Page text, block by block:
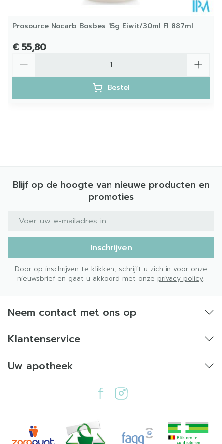
Prosource Nocarb Bosbes 15g Eiwit/30ml Fl 887ml
€ 55,80
Bestel
Blijf op de hoogte van nieuwe producten en
promoties
E-mail adres
Inschrijven
Door op inschrijven te klikken, schrijft u zich in voor onze
nieuwsbrief en gaat u akkoord met onze privacy policy.
Neem contact met ons op
Klantenservice
Uw apotheek